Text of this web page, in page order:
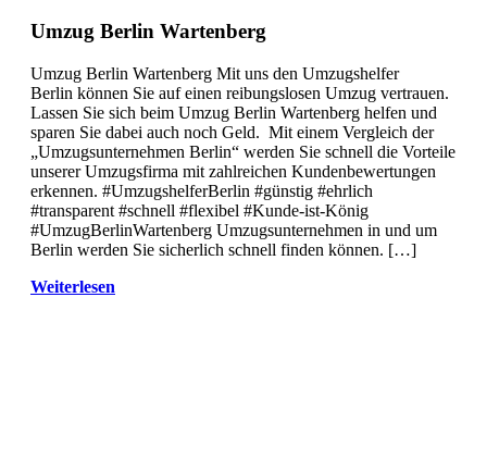
Umzug Berlin Wartenberg
Umzug Berlin Wartenberg Mit uns den Umzugshelfer
Berlin können Sie auf einen reibungslosen Umzug vertrauen.
Lassen Sie sich beim Umzug Berlin Wartenberg helfen und
sparen Sie dabei auch noch Geld. Mit einem Vergleich der
„Umzugsunternehmen Berlin“ werden Sie schnell die Vorteile
unserer Umzugsfirma mit zahlreichen Kundenbewertungen
erkennen. #UmzugshelferBerlin #günstig #ehrlich
#transparent #schnell #flexibel #Kunde-ist-König
#UmzugBerlinWartenberg Umzugsunternehmen in und um
Berlin werden Sie sicherlich schnell finden können. […]
Weiterlesen